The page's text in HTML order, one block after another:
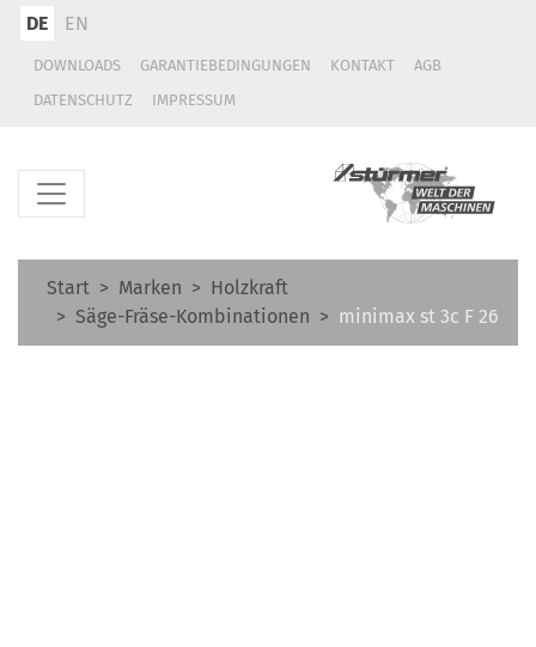
DE EN
DOWNLOADS GARANTIEBEDINGUNGEN KONTAKT
AGB
DATENSCHUTZ
IMPRESSUM
Start Marken
Holzkraft
Säge-Fräse-Kombinationen
minimax st 3c F 26